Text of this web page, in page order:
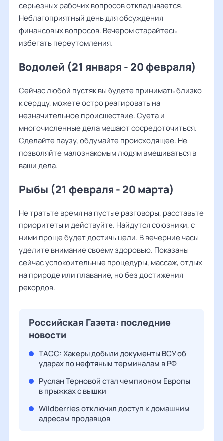
серьезных рабочих вопросов откладывается.
Неблагоприятный день для обсуждения
финансовых вопросов. Вечером старайтесь
избегать переутомления.
Водолей (21 января - 20 февраля)
Сейчас любой пустяк вы будете принимать близко
к сердцу, можете остро реагировать на
незначительное происшествие. Суета и
многочисленные дела мешают сосредоточиться.
Сделайте паузу, обдумайте происходящее. Не
позволяйте малознакомым людям вмешиваться в
ваши дела.
Рыбы (21 февраля - 20 марта)
Не тратьте время на пустые разговоры, расставьте
приоритеты и действуйте. Найдутся союзники, с
ними проще будет достичь цели. В вечерние часы
уделите внимание своему здоровью. Показаны
сейчас успокоительные процедуры, массаж, отдых
на природе или плавание, но без достижения
рекордов.
Российская Газета: последние
новости
ТАСС: Хакеры добыли документы ВСУ об
ударах по нефтяным терминалам в РФ
Руслан Терновой стал чемпионом Европы
в прыжках с вышки
Wildberries отключил доступ к домашним
адресам продавцов